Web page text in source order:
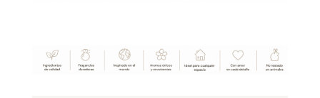
Concentrado
15ml